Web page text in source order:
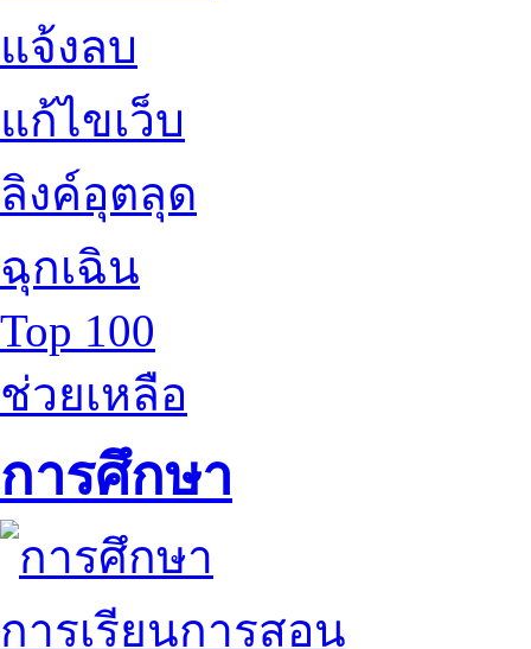
แจ้งลบ
แก้ไขเว็บ
ลิงค์อุตลุด
ฉุกเฉิน
Top 100
ช่วยเหลือ
การศึกษา
การเรียนการสอน